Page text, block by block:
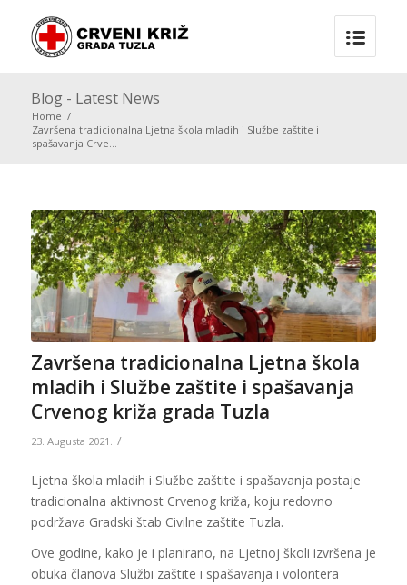
Blog - Latest News
Home /
Završena tradicionalna Ljetna škola mladih i Službe zaštite i
spašavanja Crve...
Završena tradicionalna Ljetna škola
mladih i Službe zaštite i spašavanja
Crvenog križa grada Tuzla
23. Augusta 2021. /
Ljetna škola mladih i Službe zaštite i spašavanja postaje
tradicionalna aktivnost Crvenog križa, koju redovno
podržava Gradski štab Civilne zaštite Tuzla.
Ove godine, kako je i planirano, na Ljetnoj školi izvršena je
obuka članova Službi zaštite i spašavanja i volontera